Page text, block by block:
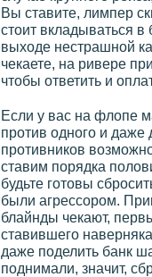
Вы ставите, лимпер
стоит вкладываться
выходе нестрашной
чекаете, на ривере
чтобы ответить и
Если у вас на флопе
против одного и даже
противников
ставим порядка
будьте готовы
были агрессором.
блайнды чекают,
ставившего
даже поделить банк
поднимали, значит,